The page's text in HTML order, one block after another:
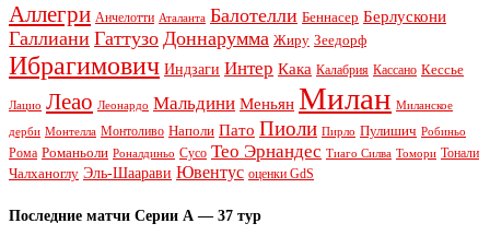
Аллегри Анчелотти Аталанта Балотелли Беннасер Берлускони
Галлиани Гаттузо Доннарумма Жиру Зеедорф
Ибрагимович Индзаги Интер Кака Калабрия Кассано Кессье
Лацио Леао Леонардо Мальдини Меньян Милан Миланское
дерби Монтелла Монтоливо Наполи Пато Пиоли Пирло Пулишич Робиньо
Рома Романьоли Роналдиньо Сусо Тео Эрнандес Тиаго Силва Томори Тонали
Чалханоглу Эль-Шаарави Ювентус оценки GdS
Последние матчи Серии А — 37 тур